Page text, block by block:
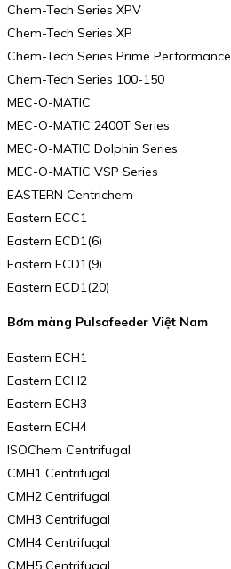
Chem-Tech Series XPV
Chem-Tech Series XP
Chem-Tech Series Prime Performance
Chem-Tech Series 100-150
MEC-O-MATIC
MEC-O-MATIC 2400T Series
MEC-O-MATIC Dolphin Series
MEC-O-MATIC VSP Series
EASTERN Centrichem
Eastern ECC1
Eastern ECD1(6)
Eastern ECD1(9)
Eastern ECD1(20)
Bơm màng Pulsafeeder Việt Nam
Eastern ECH1
Eastern ECH2
Eastern ECH3
Eastern ECH4
ISOChem Centrifugal
CMH1 Centrifugal
CMH2 Centrifugal
CMH3 Centrifugal
CMH4 Centrifugal
CMH5 Centrifugal